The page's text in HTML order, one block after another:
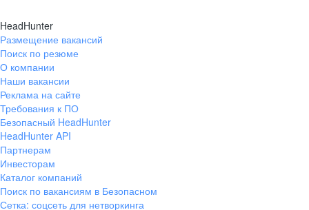
HeadHunter
Размещение вакансий
Поиск по резюме
О компании
Наши вакансии
Реклама на сайте
Требования к ПО
Безопасный HeadHunter
HeadHunter API
Партнерам
Инвесторам
Каталог компаний
Поиск по вакансиям в Безопасном
Сетка: соцсеть для нетворкинга